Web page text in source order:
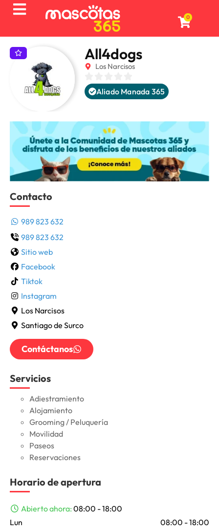
0
All4dogs
Los Narcisos
Aliado Manada 365
Contacto
989 823 632
989 823 632
Sitio web
Facebook
Tiktok
Instagram
Los Narcisos
Santiago de Surco
Contáctanos
Servicios
Adiestramiento
Alojamiento
Grooming / Peluquería
Movilidad
Paseos
Reservaciones
Horario de apertura
Abierto ahora: 08:00 - 18:00
Lun
08:00 - 18:00